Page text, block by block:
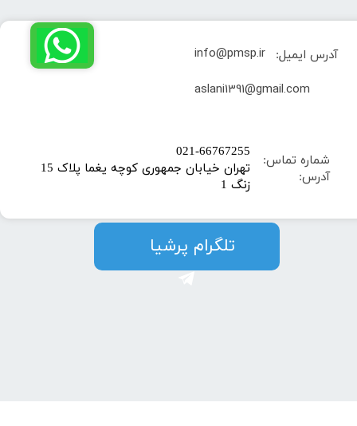
شماره تماس:
آدرس:
​021-66767255
تهران خیابان جمهوری کوچه یغما پلاک 15
زنگ 1
آدرس ایمیل:
info@pmsp.ir
​aslani1391@gmail.com
​​​​تلگرام پرشیا